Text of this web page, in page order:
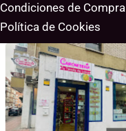
Condiciones de Compra
Política de Cookies